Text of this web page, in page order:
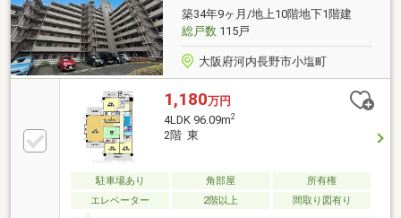
築34年9ヶ月/地上10階地下1階建
総戸数115戸
大阪府河内長野市小塩町
1,180万円
4LDK 96.09m2
2階 東
駐車場あり 角部屋
所有権
エレベーター
2階以上 間取り図有り